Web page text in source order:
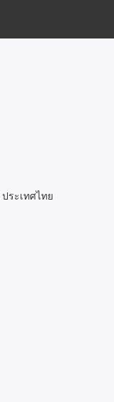
ประเทศไทย